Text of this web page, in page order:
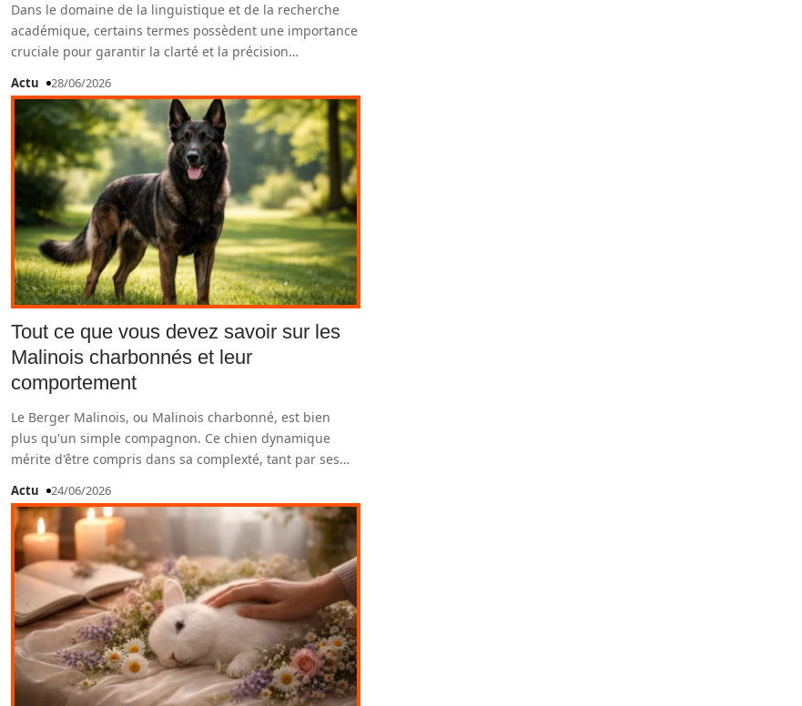
Dans le domaine de la linguistique et de la recherche
académique, certains termes possèdent une importance
cruciale pour garantir la clarté et la précision…
Actu 28/06/2026
Tout ce que vous devez savoir sur les
Malinois charbonnés et leur
comportement
Le Berger Malinois, ou Malinois charbonné, est bien
plus qu'un simple compagnon. Ce chien dynamique
mérite d'être compris dans sa complexté, tant par ses…
Actu 24/06/2026